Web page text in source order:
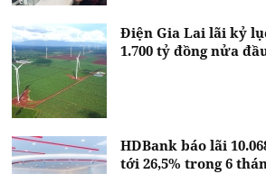
Điện Gia Lai lãi kỷ
1.700 tỷ đồng nửa
HDBank báo lãi
tới 26,5% trong 6